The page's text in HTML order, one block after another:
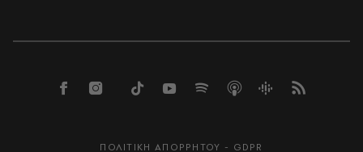
ΠΟΛΙΤΙΚΗ ΑΠΟΡΡΗΤΟΥ - GDPR